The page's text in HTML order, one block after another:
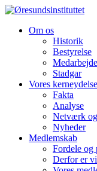
Om os
Historik
Bestyrelse
Stadgar
Vores
Fakta
Analyse
Netværk
Nyheder
Medlemskab
Fordele og
Derfor er